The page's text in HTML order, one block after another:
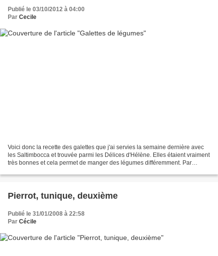
Publié le 03/10/2012 à 04:00
Par Cecile
Voici donc la recette des galettes que j'ai servies la semaine dernière avec
les Saltimbocca et trouvée parmi les Délices d'Hélène. Elles étaient vraiment
très bonnes et cela permet de manger des légumes différemment. Par
Pierrot, tunique, deuxième
Publié le 31/01/2008 à 22:58
Par Cécile